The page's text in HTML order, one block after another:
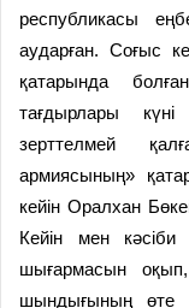
республикасы
аударған. Соғыс
қатарында
тағдырлары
зерттелмей
армиясының»
кейін Оралхан
Кейін мен
шығармасын
шындығының өте